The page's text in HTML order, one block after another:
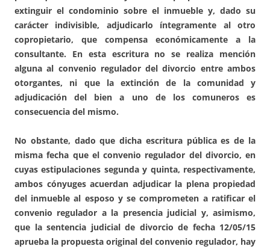
extinguir el condominio sobre el inmueble y, dado su
carácter indivisible, adjudicarlo íntegramente al otro
copropietario, que compensa económicamente a la
consultante. En esta escritura no se realiza mención
alguna al convenio regulador del divorcio entre ambos
otorgantes, ni que la extinción de la comunidad y
adjudicación del bien a uno de los comuneros es
consecuencia del mismo.
No obstante, dado que dicha escritura pública es de la
misma fecha que el convenio regulador del divorcio, en
cuyas estipulaciones segunda y quinta, respectivamente,
ambos cónyuges acuerdan adjudicar la plena propiedad
del inmueble al esposo y se comprometen a ratificar el
convenio regulador a la presencia judicial y, asimismo,
que la sentencia judicial de divorcio de fecha 12/05/15
aprueba la propuesta original del convenio regulador, hay